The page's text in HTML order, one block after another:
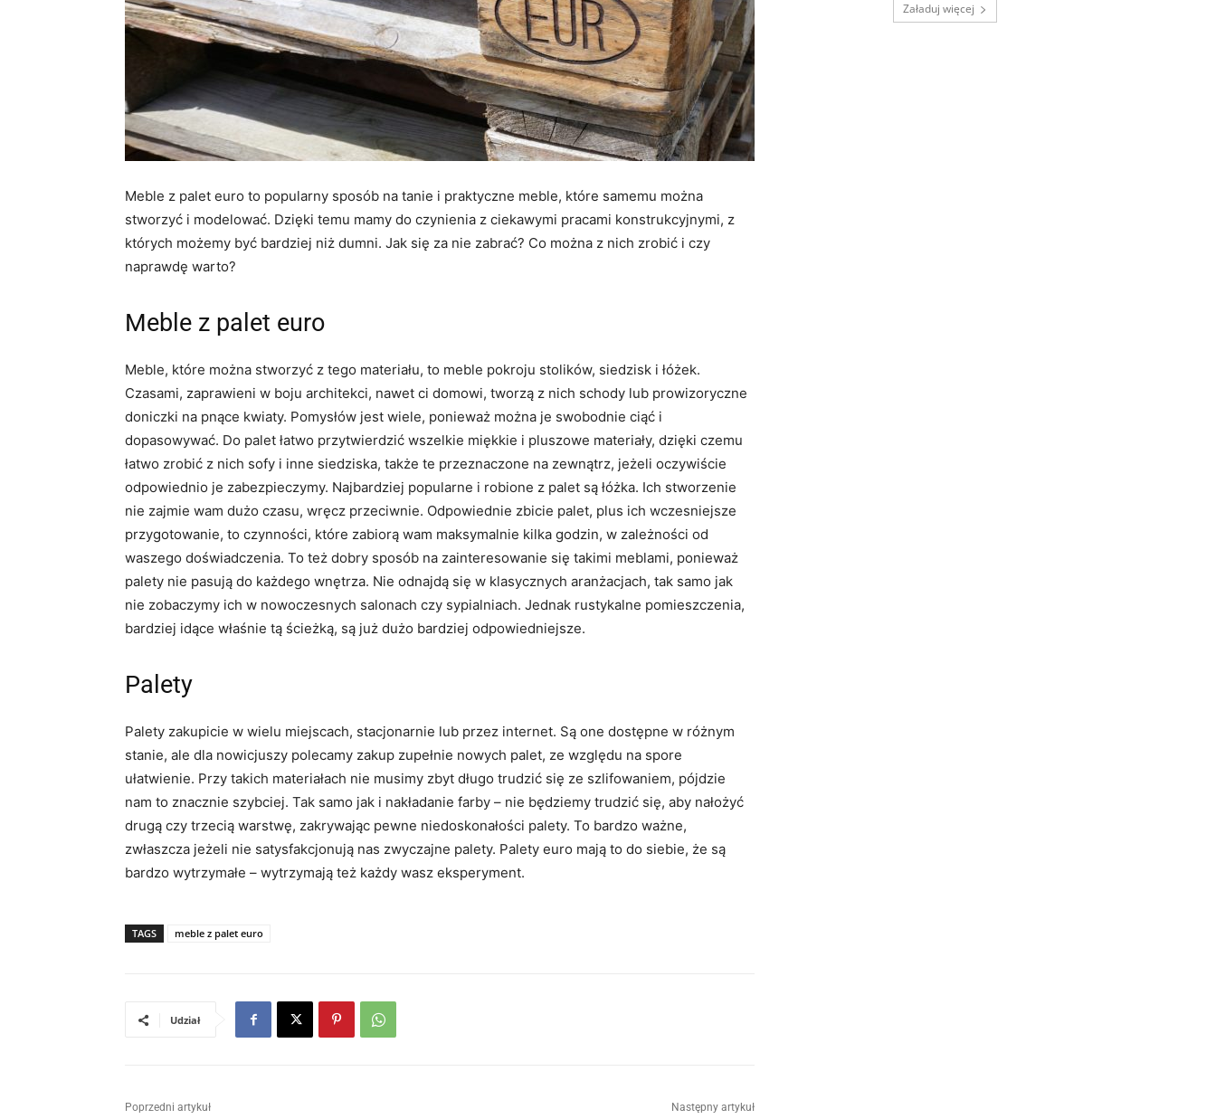
Meble z palet euro to popularny sposób na tanie i praktyczne meble, które samemu można
stworzyć i modelować. Dzięki temu mamy do czynienia z ciekawymi pracami konstrukcyjnymi, z
których możemy być bardziej niż dumni. Jak się za nie zabrać? Co można z nich zrobić i czy
naprawdę warto?
Meble z palet euro
Meble, które można stworzyć z tego materiału, to meble pokroju stolików, siedzisk i łóżek.
Czasami, zaprawieni w boju architekci, nawet ci domowi, tworzą z nich schody lub prowizoryczne
doniczki na pnące kwiaty. Pomysłów jest wiele, ponieważ można je swobodnie ciąć i
dopasowywać. Do palet łatwo przytwierdzić wszelkie miękkie i pluszowe materiały, dzięki czemu
łatwo zrobić z nich sofy i inne siedziska, także te przeznaczone na zewnątrz, jeżeli oczywiście
odpowiednio je zabezpieczymy. Najbardziej popularne i robione z palet są łóżka. Ich stworzenie
nie zajmie wam dużo czasu, wręcz przeciwnie. Odpowiednie zbicie palet, plus ich wczesniejsze
przygotowanie, to czynności, które zabiorą wam maksymalnie kilka godzin, w zależności od
waszego doświadczenia. To też dobry sposób na zainteresowanie się takimi meblami, ponieważ
palety nie pasują do każdego wnętrza. Nie odnajdą się w klasycznych aranżacjach, tak samo jak
nie zobaczymy ich w nowoczesnych salonach czy sypialniach. Jednak rustykalne pomieszczenia,
bardziej idące właśnie tą ścieżką, są już dużo bardziej odpowiedniejsze.
Palety
Palety zakupicie w wielu miejscach, stacjonarnie lub przez internet. Są one dostępne w różnym
stanie, ale dla nowicjuszy polecamy zakup zupełnie nowych palet, ze względu na spore
ułatwienie. Przy takich materiałach nie musimy zbyt długo trudzić się ze szlifowaniem, pójdzie
nam to znacznie szybciej. Tak samo jak i nakładanie farby – nie będziemy trudzić się, aby nałożyć
drugą czy trzecią warstwę, zakrywając pewne niedoskonałości palety. To bardzo ważne,
zwłaszcza jeżeli nie satysfakcjonują nas zwyczajne palety. Palety euro mają to do siebie, że są
bardzo wytrzymałe – wytrzymają też każdy wasz eksperyment.
TAGS meble z palet euro
Udział
Poprzedni artykuł Następny artykuł
Załaduj więcej